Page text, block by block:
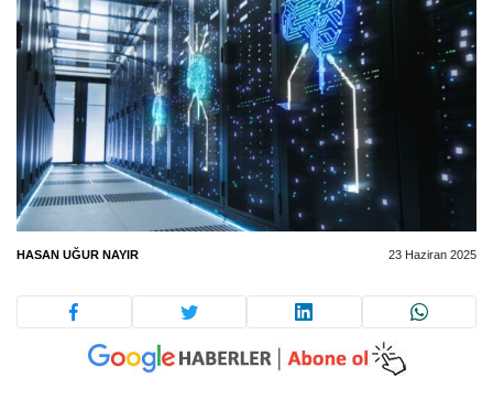
HASAN UĞUR NAYIR 23 Haziran 2025